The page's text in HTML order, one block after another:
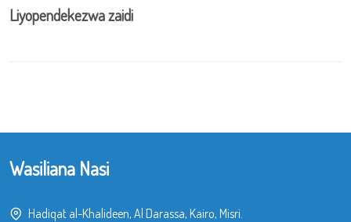
Liyopendekezwa zaidi
Wasiliana Nasi
Hadiqat al-Khalideen, Al Darassa, Kairo, Misri.